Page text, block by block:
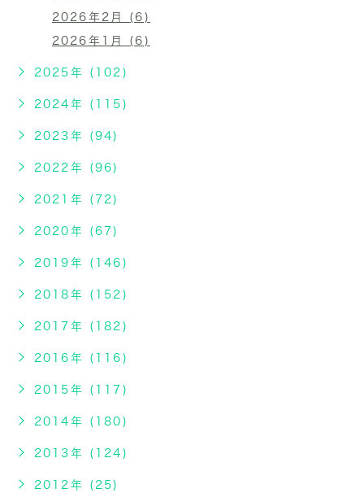
2026年2月 (6)
2026年1月 (6)
2025年 (102)
2024年 (115)
2023年 (94)
2022年 (96)
2021年 (72)
2020年 (67)
2019年 (146)
2018年 (152)
2017年 (182)
2016年 (116)
2015年 (117)
2014年 (180)
2013年 (124)
2012年 (25)